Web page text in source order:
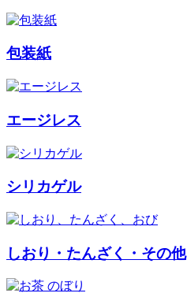
包装紙
エージレス
シリカゲル
しおり・たんざく・その他